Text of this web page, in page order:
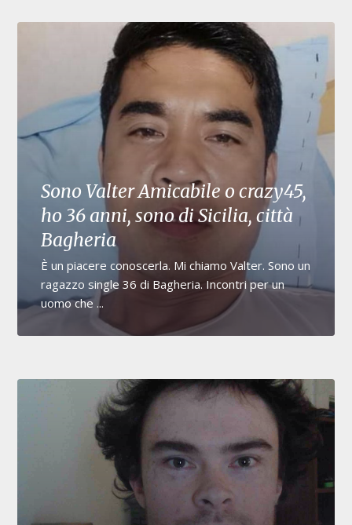
Sono Valter Amicabile o crazy45,
ho 36 anni, sono di Sicilia, città
Bagheria
È un piacere conoscerla. Mi chiamo Valter. Sono un
ragazzo single 36 di Bagheria. Incontri per un
uomo che ...